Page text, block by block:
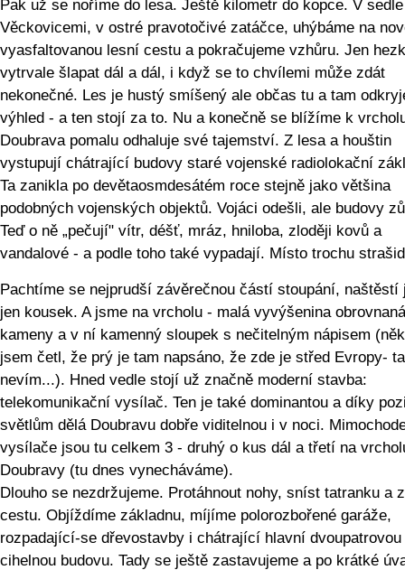
Pak už se noříme do lesa. Ještě kilometr do kopce. V
Věckovicemi, v ostré pravotočivé zatáčce, uhýbáme na
vyasfaltovanou lesní cestu a pokračujeme vzhůru. Jen
vytrvale šlapat dál a dál, i když se to chvílemi může zdát
nekonečné. Les je hustý smíšený ale občas tu a tam
výhled - a ten stojí za to. Nu a konečně se blížíme k
Doubrava pomalu odhaluje své tajemství. Z lesa a houštin
vystupují chátrající budovy staré vojenské radiolokační
Ta zanikla po devětaosmdesátém roce stejně jako většina
podobných vojenských objektů. Vojáci odešli, ale budovy
Teď o ně „pečují" vítr, déšť, mráz, hniloba, zloději kovů a
vandalové - a podle toho také vypadají. Místo trochu
Pachtíme se nejprudší závěrečnou částí stoupání, naštěstí
jen kousek. A jsme na vrcholu - malá vyvýšenina obrovnaná
kameny a v ní kamenný sloupek s nečitelným nápisem
jsem četl, že prý je tam napsáno, že zde je střed Evropy-
nevím...). Hned vedle stojí už značně moderní stavba:
telekomunikační vysílač. Ten je také dominantou a díky
světlům dělá Doubravu dobře viditelnou i v noci.
vysílače jsou tu celkem 3 - druhý o kus dál a třetí na
Doubravy (tu dnes vynecháváme).
Dlouho se nezdržujeme. Protáhnout nohy, sníst tatranku a
cestu. Objíždíme základnu, míjíme polorozbořené garáže,
rozpadající-se dřevostavby i chátrající hlavní dvoupatrovou
cihelnou budovu. Tady se ještě zastavujeme a po krátké